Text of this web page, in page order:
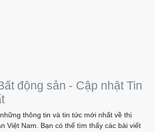
động sản - Cập nhật Tin
thông tin và tin tức mới nhất về thị
Việt Nam. Bạn có thể tìm thấy các bài viết